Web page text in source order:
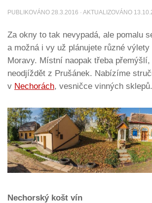
PUBLIKOVÁNO 28.3.2016 · AKTUALIZOVÁNO
Za okny to tak nevypadá, ale pomalu
a možná i vy už plánujete různé
Moravy. Místní naopak třeba
neodjíždět z Prušánek. Nabízíme
v Nechorách, vesničce vinných sklepů.
Nechorský košt vín